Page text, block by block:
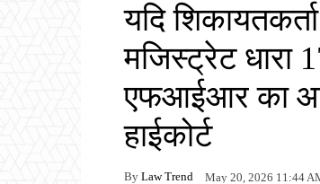
यदि
मजिस्ट्रेट धारा
एफआईआर का
हाईकोर्ट
By Law Trend May 20, 2026 11:44